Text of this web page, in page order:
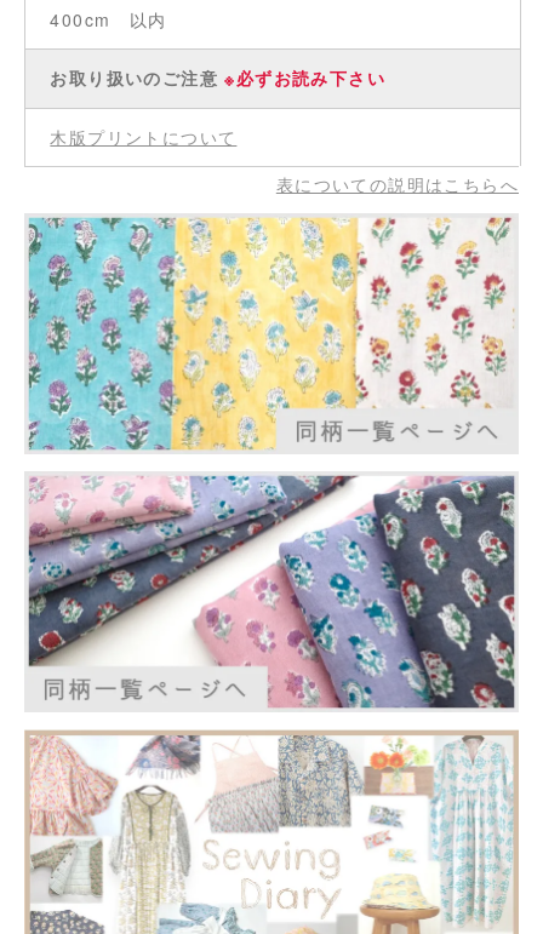
400cm 以内
お取り扱いのご注意※必ずお読み下さい
木版プリントについて
表についての説明はこちらへ